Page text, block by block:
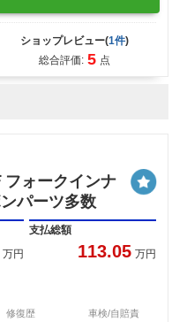
ショップレビュー(1件)
総合評価: 5 点
ォークインナ
パーツ多数
万円
支払総額
113.05 万円
修復歴
車検/自賠責